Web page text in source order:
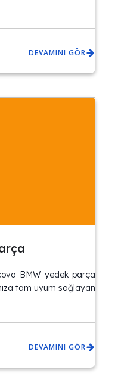
DEVAMINI GÖR
BMW yedek parça
tam uyum sağlayan
DEVAMINI GÖR